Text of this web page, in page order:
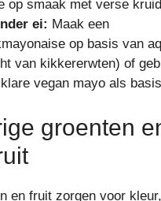
op smaak met verse
ei: Maak een
op basis van
van kikkererwten) of
vegan mayo als
groenten
en fruit zorgen voor